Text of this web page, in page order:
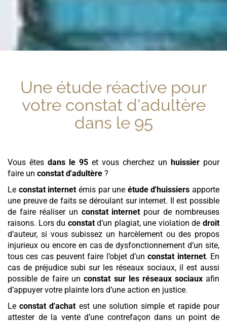
Une étude réactive pour
votre constat d'adultère
dans le 95
Vous êtes dans le 95 et vous cherchez un huissier pour
faire un constat d'adultère ?
Le constat internet émis par une étude d'huissiers apporte
une preuve de faits se déroulant sur internet. Il est possible
de faire réaliser un constat internet pour de nombreuses
raisons. Lors du constatd’un plagiat, une violation dedroit
d’auteur, si vous subissez un harcèlement ou des propos
injurieux ou encore en cas de dysfonctionnement d’un site,
tous ces cas peuvent faire l’objet d’unconstat internet. En
cas de préjudice subi sur les réseaux sociaux, il est aussi
possible de faire unconstat sur les réseaux sociauxafin
d’appuyer votre plainte lors d’une action en justice.
Leconstat d'achat est une solution simple et rapide pour
attester de la vente d’une contrefaçon dans un point de